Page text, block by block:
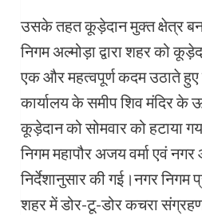
उसके तहत कूड़ेदान मुक्त क्षेत्र
निगम अल्मोड़ा द्वारा शहर को
एक और महत्वपूर्ण कदम उठाते
कार्यालय के समीप शिव मंदिर के
कूड़ेदान को सोमवार को हटाया
निगम महापौर अजय वर्मा एवं
निर्देशानुसार की गई।नगर
शहर में डोर-टू-डोर कचरा